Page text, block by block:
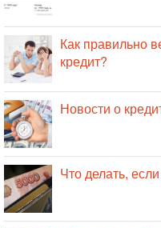
Как правильно
кредит?
Новости о
Что делать,